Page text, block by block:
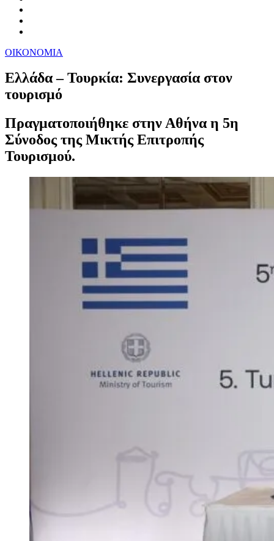
ΟΙΚΟΝΟΜΙΑ
Ελλάδα – Τουρκία: Συνεργασία στον
τουρισμό
Πραγματοποιήθηκε στην Αθήνα η 5η
Σύνοδος της Μικτής Επιτροπής
Τουρισμού.